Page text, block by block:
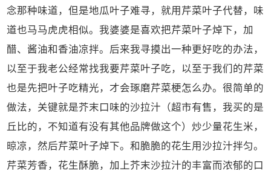
念那种味道，但是地瓜叶子难寻，就用芹菜叶子代替，味
道也马马虎虎相似。我婆婆是喜欢把芹菜叶子焯下，加
醋、酱油和香油凉拌。后来我寻摸出一种更好吃的办法，
以至于我老公经常找我要芹菜叶子吃，以至于我们的芹菜
也是先把叶子吃精光，才会琢磨芹菜梗怎么办。很简单的
做法，关键就是芥末口味的沙拉汁（超市有售，我买的是
丘比的，不知道有没有其他品牌做这个）炒少量花生米，
晾凉，然后芹菜叶子焯下。和脆脆的花生用沙拉汁拌匀。
芹菜芳香，花生酥脆，加上芥末沙拉汁的丰富而浓郁的口